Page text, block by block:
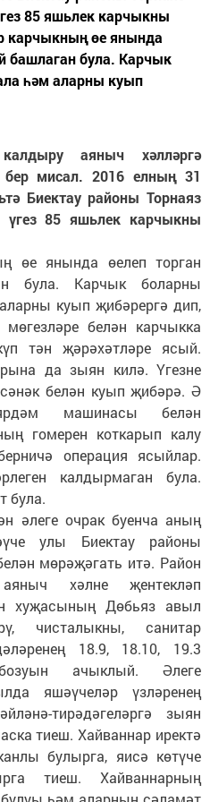
85 яшьлек карчыкны
карчыкның өе янында
башлаган була. Карчык
һәм аларны куып
калдыру аяныч хәлләргә
мисал. 2016 елның 31
Биектау районы Торнаяз
үгез 85 яшьлек карчыкны
өе янында өелеп торган
була. Карчык боларны
куып җибәрергә дип,
белән карчыкка
тән җәрәхәтләре ясый.
да зыян килә. Үгезне
белән куып җибәрә. Ә
машинасы белән
гомерен коткарып калу
операция ясыйлар.
калдырмаган була.
була.
әлеге очрак буенча аның
улы Биектау районы
мөрәҗәгать итә. Район
хәлне җентекләп
хуҗасының Дөбьяз авыл
чисталыкны, санитар
18.9, 18.10, 19.3
ачыклый. Әлеге
яшәүчеләр үзләренең
тирәдәгеләргә зыян
тиеш. Хайваннар иректә
булырга, яисә көтүче
тиеш. Хайваннарның